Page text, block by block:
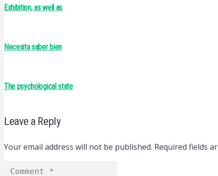
Exhibition, as well as
Necesita saber bien
The psychological state
Leave a Reply
Your email address will not be published. Required fields